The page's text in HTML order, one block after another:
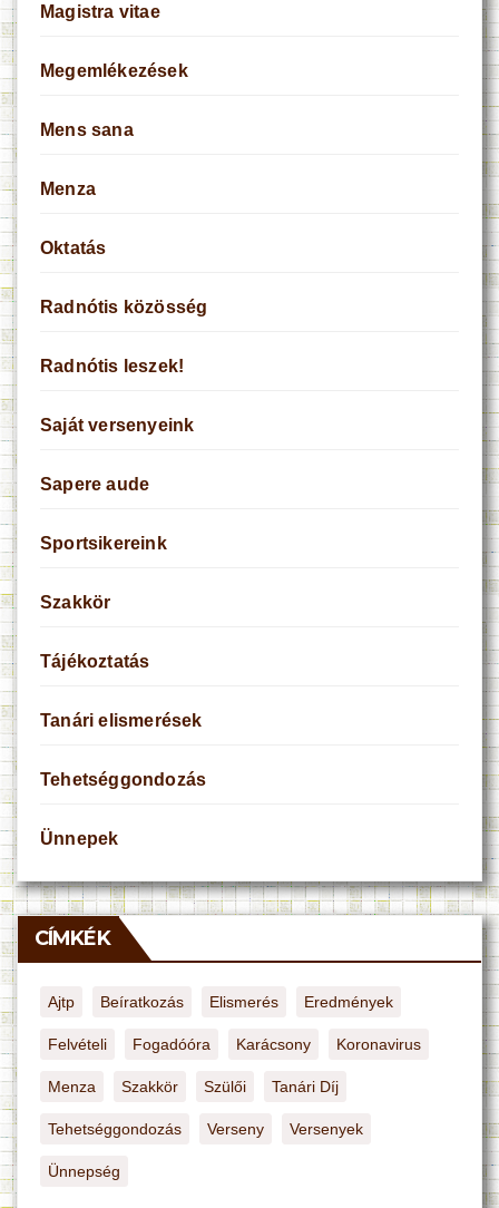
Magistra vitae
Megemlékezések
Mens sana
Menza
Oktatás
Radnótis közösség
Radnótis leszek!
Saját versenyeink
Sapere aude
Sportsikereink
Szakkör
Tájékoztatás
Tanári elismerések
Tehetséggondozás
Ünnepek
CÍMKÉK
Ajtp Beíratkozás Elismerés Eredmények
Felvételi Fogadóóra Karácsony Koronavirus
Menza Szakkör Szülői Tanári Díj
Tehetséggondozás Verseny Versenyek
Ünnepség